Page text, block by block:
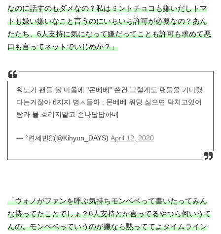
なのに話すのもダメなの？私はミントチョコも嫌いだしトマ
トも嫌い嫌いなこと言うのにいちいち許可が必要なの？あん
たたち、6人支持に気になって嫌だってことも許可も求めて悪
口も言ってネットでいじめか？」
워노가 팬들 볼 마음에 "몬베베" 쓴건 그렇게도 팬들을 기다렸
다는거잖아 6지지 병ㅅ들아 ; 몬베베 워딩 싫으면 닥치고있어
탐라 물 흐리지말고 존나답답하네
— °켠세빈°҉ (@Kihyun_DAYS) April 12, 2020
「ウォノがファンを呼ぶ気持ちモンベベって書いたってみん
な待ってたことでしょ？6人支持とか言ってるやつら何いうて
んの。モンベベっていうのが嫌なら黙っててよタイムライン